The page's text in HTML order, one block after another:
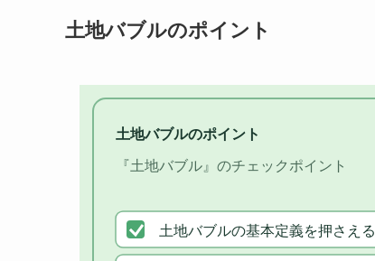
土地バブルのポイント
土地バブルのポイント
『土地バブル』のチェックポイント
土地バブルの基本定義を押さえる